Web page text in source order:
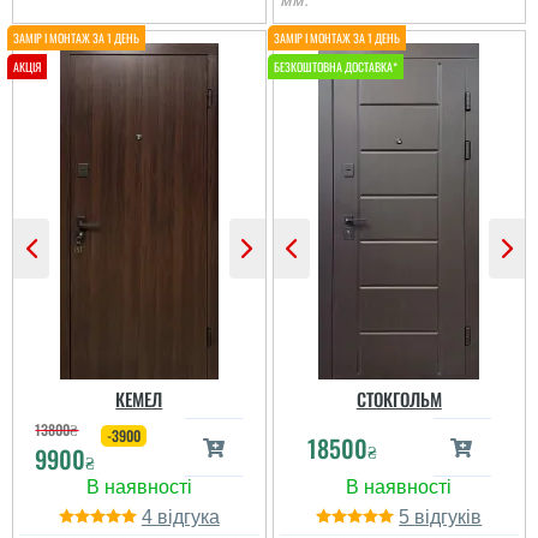
читати всі відгуки
Олег
Сподобався конструктив
та наповненням. Тут ж
терморозрив. Хлопці
...
КЕМЕЛ
13800₴
9900₴
-3900
4
СТОКГОЛЬМ
18500₴
5